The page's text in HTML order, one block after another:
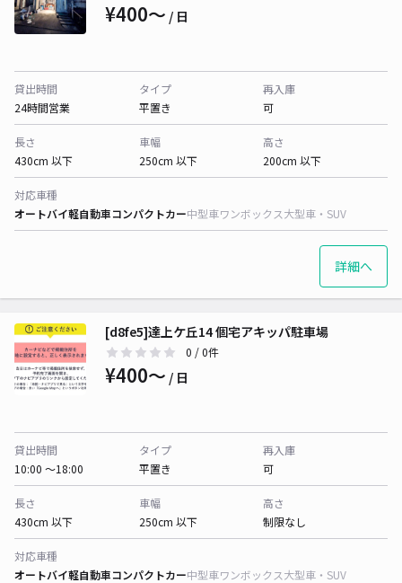
¥400〜 / 日
貸出時間
24時間営業
タイプ
平置き
再入庫
可
長さ
430cm 以下
車幅
250cm 以下
高さ
200cm 以下
対応車種
オートバイ軽自動車コンパクトカー中型車ワンボックス大型車・SUV
詳細へ
[d8fe5]達上ケ丘14 個宅アキッパ駐車場
0 / 0件
¥400〜 / 日
貸出時間
10:00 〜18:00
タイプ
平置き
再入庫
可
長さ
430cm 以下
車幅
250cm 以下
高さ
制限なし
対応車種
オートバイ軽自動車コンパクトカー中型車ワンボックス大型車・SUV